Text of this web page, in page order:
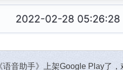
语音助手》上架Google Play了，